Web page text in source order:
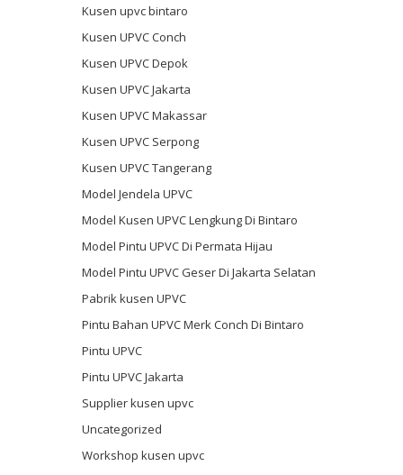
Kusen upvc bintaro
Kusen UPVC Conch
Kusen UPVC Depok
Kusen UPVC Jakarta
Kusen UPVC Makassar
Kusen UPVC Serpong
Kusen UPVC Tangerang
Model Jendela UPVC
Model Kusen UPVC Lengkung Di Bintaro
Model Pintu UPVC Di Permata Hijau
Model Pintu UPVC Geser Di Jakarta Selatan
Pabrik kusen UPVC
Pintu Bahan UPVC Merk Conch Di Bintaro
Pintu UPVC
Pintu UPVC Jakarta
Supplier kusen upvc
Uncategorized
Workshop kusen upvc